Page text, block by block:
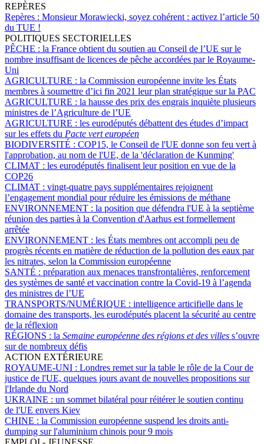
REPÈRES
Repères : Monsieur Morawiecki, soyez cohérent : activez l’article 50
du TUE !
POLITIQUES SECTORIELLES
PÊCHE : la France obtient du soutien au Conseil de l’UE sur le
nombre insuffisant de licences de pêche accordées par le Royaume-
Uni
AGRICULTURE : la Commission européenne invite les États
membres à soumettre d’ici fin 2021 leur plan stratégique sur la PAC
AGRICULTURE : la hausse des prix des engrais inquiète plusieurs
ministres de l’Agriculture de l’UE
AGRICULTURE : les eurodéputés débattent des études d’impact
sur les effets du Pacte vert européen
BIODIVERSITÉ : COP15, le Conseil de l'UE donne son feu vert à
l'approbation, au nom de l'UE, de la 'déclaration de Kunming'
CLIMAT : les eurodéputés finalisent leur position en vue de la
COP26
CLIMAT : vingt-quatre pays supplémentaires rejoignent
l’engagement mondial pour réduire les émissions de méthane
ENVIRONNEMENT : la position que défendra l'UE à la septième
réunion des parties à la Convention d'Aarhus est formellement
arrêtée
ENVIRONNEMENT : les États membres ont accompli peu de
progrès récents en matière de réduction de la pollution des eaux par
les nitrates, selon la Commission européenne
SANTÉ : préparation aux menaces transfrontalières, renforcement
des systèmes de santé et vaccination contre la Covid-19 à l’agenda
des ministres de l’UE
TRANSPORTS/NUMÉRIQUE : intelligence articifielle dans le
domaine des transports, les eurodéputés placent la sécurité au centre
de la réflexion
RÉGIONS : la Semaine européenne des régions et des villes s’ouvre
sur de nombreux défis
ACTION EXTÉRIEURE
ROYAUME-UNI : Londres remet sur la table le rôle de la Cour de
justice de l'UE, quelques jours avant de nouvelles propositions sur
l'Irlande du Nord
UKRAINE : un sommet bilatéral pour réitérer le soutien continu
de l'UE envers Kiev
CHINE : la Commission européenne suspend les droits anti-
dumping sur l'aluminium chinois pour 9 mois
EMPLOI - JEUNESSE